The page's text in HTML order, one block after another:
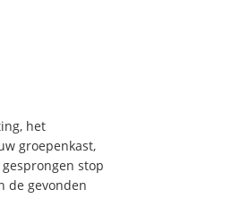
het
groepenkast,
stop
de gevonden